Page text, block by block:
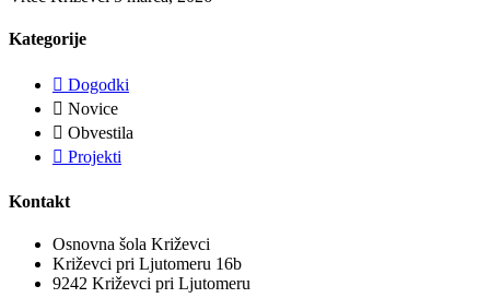
Kategorije
Dogodki
Novice
Obvestila
Projekti
Kontakt
Osnovna šola Križevci
Križevci pri Ljutomeru 16b
9242 Križevci pri Ljutomeru